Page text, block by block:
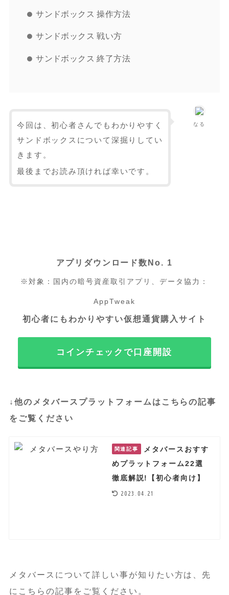
サンドボックス 操作方法
サンドボックス 戦い方
サンドボックス 終了方法
なる
今回は、初心者さんでもわかりやすく
サンドボックスについて深掘りしてい
きます。
最後までお読み頂ければ幸いです。
アプリダウンロード数No. 1
※対象：国内の暗号資産取引アプリ、データ協力：
AppTweak
初心者にもわかりやすい仮想通貨購入サイト
コインチェックで口座開設
↓他のメタバースプラットフォームはこちらの記事
をご覧ください
関連記事
メタバースおすす
めプラットフォーム22選
徹底解説!【初心者向け】
2023.04.21
メタバースについて詳しい事が知りたい方は、先
にこちらの記事をご覧ください。